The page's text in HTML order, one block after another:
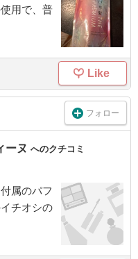
用で、普
Like
フォロー
ーヌ へのクチコミ
属のパフ
チオシの